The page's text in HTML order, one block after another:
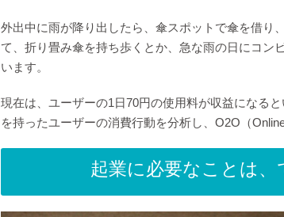
外出中に雨が降り出したら、傘スポットで傘を借り
て、折り畳み傘を持ち歩くとか、急な雨の日にコン
います。
現在は、ユーザーの1日70円の使用料が収益になる
を持ったユーザーの消費行動を分析し、O2O（
起業に必要なことは